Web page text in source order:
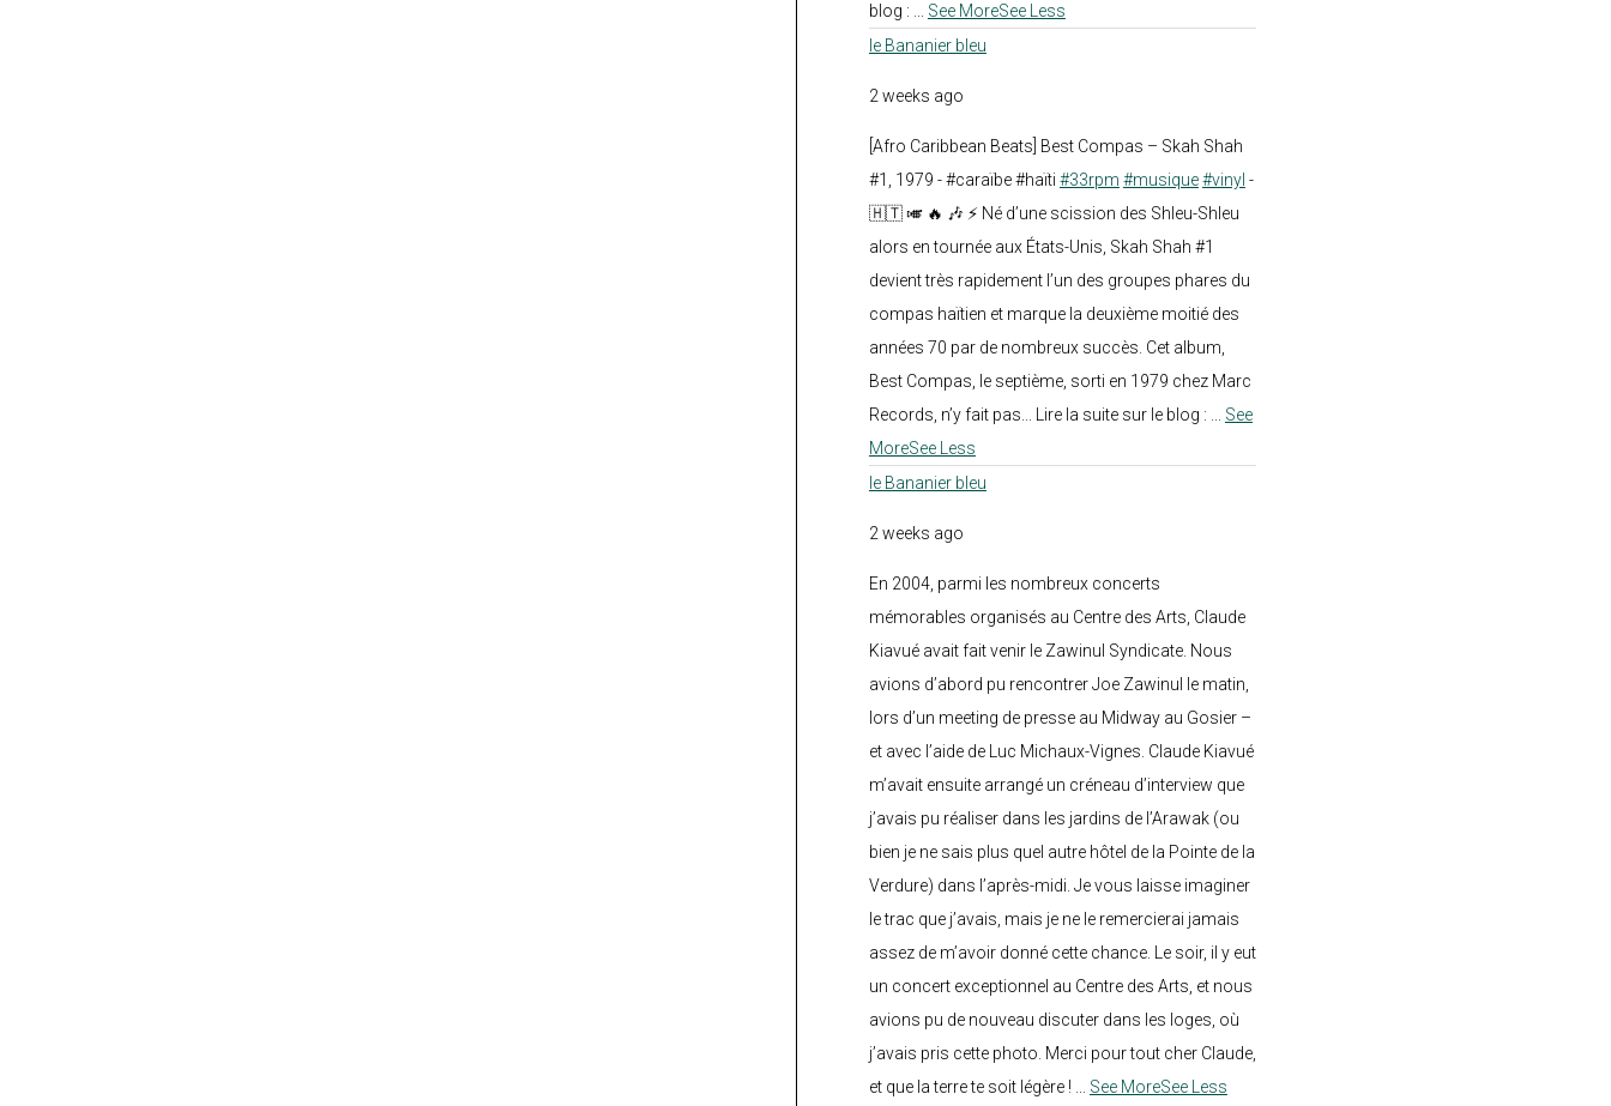
blog :
See MoreSee Less
le Bananier bleu
2 weeks ago
[Afro Caribbean Beats] Best Compas – Skah Shah
#1, 1979 - #caraïbe #haïti #33rpm #musique#vinyl -
🇭🇹 🎺 🔥 🎶 ⚡ Né d’une scission des Shleu-Shleu
alors en tournée aux États-Unis, Skah Shah #1
devient très rapidement l’un des groupes phares du
compas haïtien et marque la deuxième moitié des
années 70 par de nombreux succès. Cet album,
Best Compas, le septième, sorti en 1979 chez Marc
Records, n’y fait pas... Lire la suite sur le blog :
See
MoreSee Less
le Bananier bleu
2 weeks ago
En 2004, parmi les nombreux concerts
mémorables organisés au Centre des Arts, Claude
Kiavué avait fait venir le Zawinul Syndicate. Nous
avions d’abord pu rencontrer Joe Zawinul le matin,
lors d’un meeting de presse au Midway au Gosier –
et avec l’aide de Luc Michaux-Vignes. Claude Kiavué
m’avait ensuite arrangé un créneau d’interview que
j’avais pu réaliser dans les jardins de l’Arawak (ou
bien je ne sais plus quel autre hôtel de la Pointe de la
Verdure) dans l’après-midi. Je vous laisse imaginer
le trac que j’avais, mais je ne le remercierai jamais
assez de m’avoir donné cette chance. Le soir, il y eut
un concert exceptionnel au Centre des Arts, et nous
avions pu de nouveau discuter dans les loges, où
j’avais pris cette photo. Merci pour tout cher Claude,
et que la terre te soit légère !
See MoreSee Less